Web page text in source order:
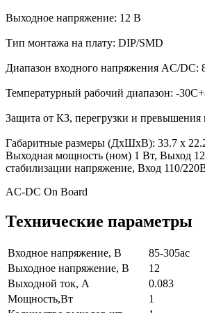
Выходное напряжение: 12 В
Тип монтажа на плату: DIP/SMD
Диапазон входного напряжения AC/DC:
Температурный рабочий диапазон: -
Защита от КЗ, перегрузки и
Габаритные размеры (ДхШхВ): 33.7 x
Выходная мощность (ном) 1 Вт, Выход
стабилизации напряжение, Вход 110/
AC-DC On Board
Технические параметры
Входное напряжение, В
85-305ac
Выходное напряжение, В
12
Выходной ток, А
0.083
Мощность,Вт
1